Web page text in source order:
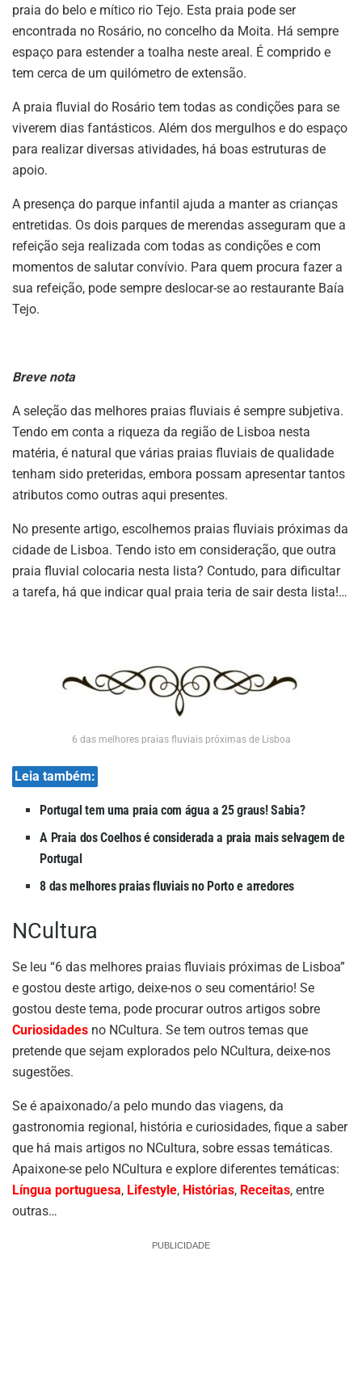
praia do belo e mítico rio Tejo. Esta praia pode ser
encontrada no Rosário, no concelho da Moita. Há sempre
espaço para estender a toalha neste areal. É comprido e
tem cerca de um quilómetro de extensão.
A praia fluvial do Rosário tem todas as condições para se
viverem dias fantásticos. Além dos mergulhos e do espaço
para realizar diversas atividades, há boas estruturas de
apoio.
A presença do parque infantil ajuda a manter as crianças
entretidas. Os dois parques de merendas asseguram que a
refeição seja realizada com todas as condições e com
momentos de salutar convívio. Para quem procura fazer a
sua refeição, pode sempre deslocar-se ao restaurante Baía
Tejo.
Breve nota
A seleção das melhores praias fluviais é sempre subjetiva.
Tendo em conta a riqueza da região de Lisboa nesta
matéria, é natural que várias praias fluviais de qualidade
tenham sido preteridas, embora possam apresentar tantos
atributos como outras aqui presentes.
No presente artigo, escolhemos praias fluviais próximas da
cidade de Lisboa. Tendo isto em consideração, que outra
praia fluvial colocaria nesta lista? Contudo, para dificultar
a tarefa, há que indicar qual praia teria de sair desta lista!…
6 das melhores praias fluviais próximas de Lisboa
Leia também:
Portugal tem uma praia com água a 25 graus! Sabia?
A Praia dos Coelhos é considerada a praia mais selvagem de
Portugal
8 das melhores praias fluviais no Porto e arredores
NCultura
Se leu “6 das melhores praias fluviais próximas de Lisboa”
e gostou deste artigo, deixe-nos o seu comentário! Se
gostou deste tema, pode procurar outros artigos sobre
Curiosidades no NCultura. Se tem outros temas que
pretende que sejam explorados pelo NCultura, deixe-nos
sugestões.
Se é apaixonado/a pelo mundo das viagens, da
gastronomia regional, história e curiosidades, fique a saber
que há mais artigos no NCultura, sobre essas temáticas.
Apaixone-se pelo NCultura e explore diferentes temáticas:
Língua portuguesa, Lifestyle, Histórias, Receitas, entre
outras…
PUBLICIDADE